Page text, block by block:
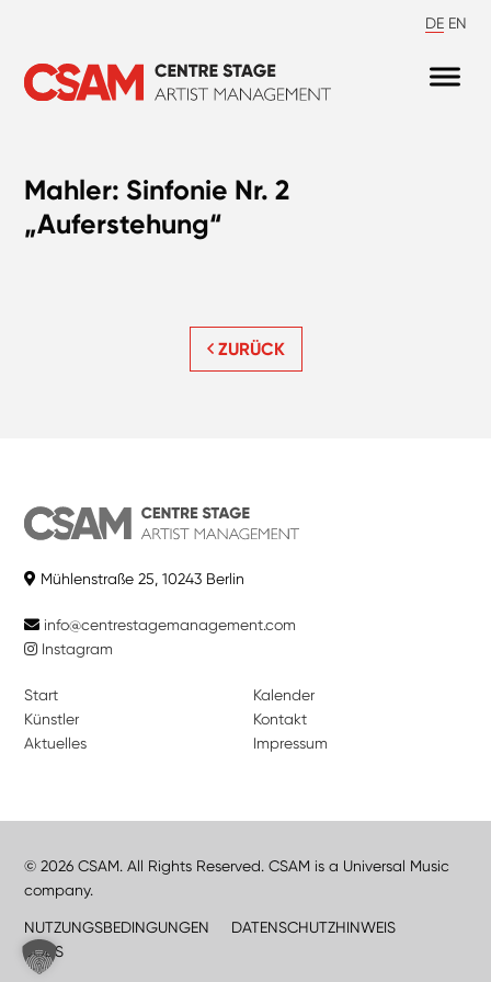
DE EN
Mahler: Sinfonie Nr. 2
„Auferstehung“
ZURÜCK
Mühlenstraße 25, 10243 Berlin
info@centrestagemanagement.com
Instagram
Start
Künstler
Aktuelles
Kalender
Kontakt
Impressum
© 2026 CSAM. All Rights Reserved. CSAM is a Universal Music
company.
NUTZUNGSBEDINGUNGEN
DATENSCHUTZHINWEIS
JOBS